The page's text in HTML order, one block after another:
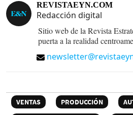
REVISTAEYN.COM
Redacción digital
Sitio web de la Revista
puerta a la realidad
VENTAS PRODUCCIÓN